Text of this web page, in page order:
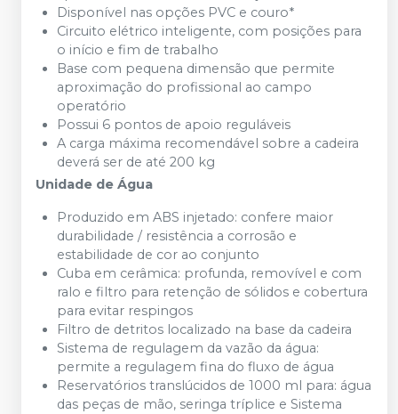
Disponível nas opções PVC e couro*
Circuito elétrico inteligente, com posições para
o início e fim de trabalho
Base com pequena dimensão que permite
aproximação do profissional ao campo
operatório
Possui 6 pontos de apoio reguláveis
A carga máxima recomendável sobre a cadeira
deverá ser de até 200 kg
Unidade de Água
Produzido em ABS injetado: confere maior
durabilidade / resistência a corrosão e
estabilidade de cor ao conjunto
Cuba em cerâmica: profunda, removível e com
ralo e filtro para retenção de sólidos e cobertura
para evitar respingos
Filtro de detritos localizado na base da cadeira
Sistema de regulagem da vazão da água:
permite a regulagem fina do fluxo de água
Reservatórios translúcidos de 1000 ml para: água
das peças de mão, seringa tríplice e Sistema